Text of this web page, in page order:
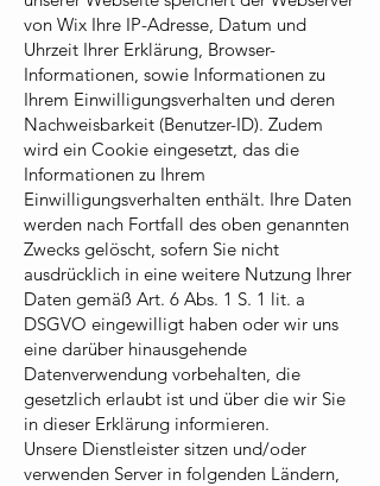
von Wix Ihre IP-Adresse, Datum und
Uhrzeit Ihrer Erklärung, Browser-
Informationen, sowie Informationen zu
Ihrem Einwilligungsverhalten und deren
Nachweisbarkeit (Benutzer-ID). Zudem
wird ein Cookie eingesetzt, das die
Informationen zu Ihrem
Einwilligungsverhalten enthält. Ihre Daten
werden nach Fortfall des oben genannten
Zwecks gelöscht, sofern Sie nicht
ausdrücklich in eine weitere Nutzung Ihrer
Daten gemäß Art. 6 Abs. 1 S. 1 lit. a
DSGVO eingewilligt haben oder wir uns
eine darüber hinausgehende
Datenverwendung vorbehalten, die
gesetzlich erlaubt ist und über die wir Sie
in dieser Erklärung informieren.
Unsere Dienstleister sitzen und/oder
verwenden Server in folgenden Ländern,